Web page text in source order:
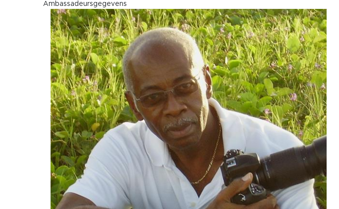
Ambassadeursgegevens